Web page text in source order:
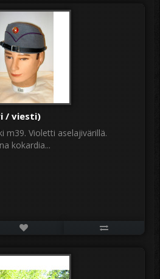
/ viesti)
m39. Violetti aselajivärillä.
kokardia...